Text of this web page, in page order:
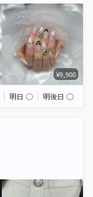
¥9,900
明日 ◯ 明後日 ◯